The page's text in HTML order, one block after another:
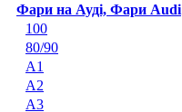
Фари на Ауді, Фари Audi
100
80/90
A1
A2
A3